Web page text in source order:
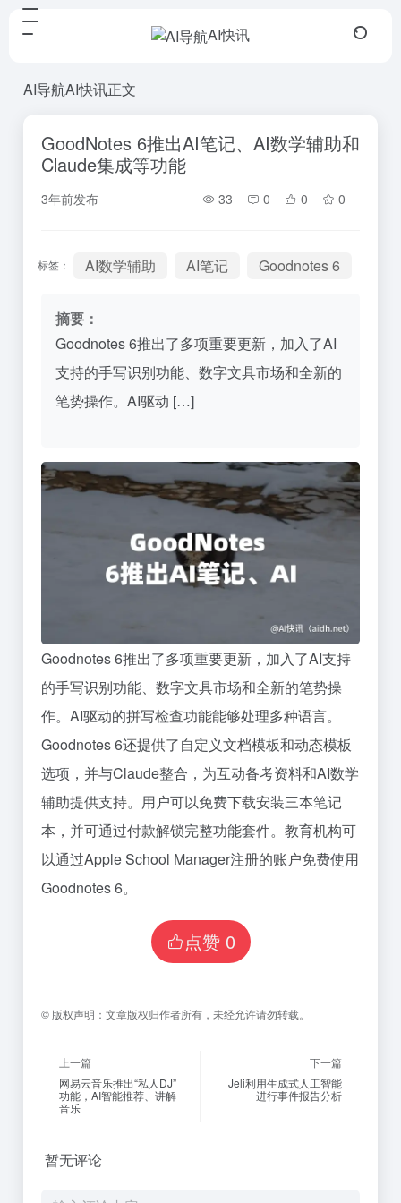
AI快讯
AI导航AI快讯正文
GoodNotes 6推出AI笔记、AI数学辅助和
Claude集成等功能
3年前发布 33 0 0 0
标签： AI数学辅助 AI笔记 Goodnotes 6
摘要：
Goodnotes 6推出了多项重要更新，加入了AI
支持的手写识别功能、数字文具市场和全新的
笔势操作。AI驱动 […]
Goodnotes 6推出了多项重要更新，加入了AI支持
的手写识别功能、数字文具市场和全新的笔势操
作。AI驱动的拼写检查功能能够处理多种语言。
Goodnotes 6还提供了自定义文档模板和动态模板
选项，并与Claude整合，为互动备考资料和AI数学
辅助提供支持。用户可以免费下载安装三本笔记
本，并可通过付款解锁完整功能套件。教育机构可
以通过Apple School Manager注册的账户免费使用
Goodnotes 6。
点赞 0
© 版权声明： 文章版权归作者所有，未经允许请勿转载。
上一篇
网易云音乐推出“私人DJ”
功能，AI智能推荐、讲解
音乐
下一篇
Jeli利用生成式人工智能
进行事件报告分析
暂无评论